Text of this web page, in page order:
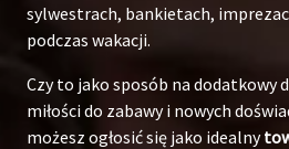
sylwestrach, bankietach,
podczas wakacji.
Czy to jako sposób na dodatkowy
miłości do zabawy i nowych
możesz ogłosić się jako idealny